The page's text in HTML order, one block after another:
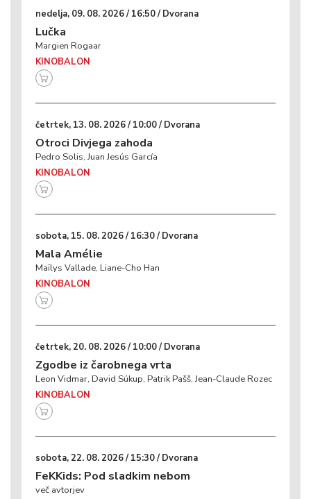
nedelja, 09. 08. 2026 / 16:50 / Dvorana
Lučka
Margien Rogaar
KINOBALON
četrtek, 13. 08. 2026 / 10:00 / Dvorana
Otroci Divjega zahoda
Pedro Solis, Juan Jesús García
KINOBALON
sobota, 15. 08. 2026 / 16:30 / Dvorana
Mala Amélie
Maïlys Vallade, Liane-Cho Han
KINOBALON
četrtek, 20. 08. 2026 / 10:00 / Dvorana
Zgodbe iz čarobnega vrta
Leon Vidmar, David Súkup, Patrik Pašš, Jean-Claude Rozec
KINOBALON
sobota, 22. 08. 2026 / 15:30 / Dvorana
FeKKids: Pod sladkim nebom
več avtorjev